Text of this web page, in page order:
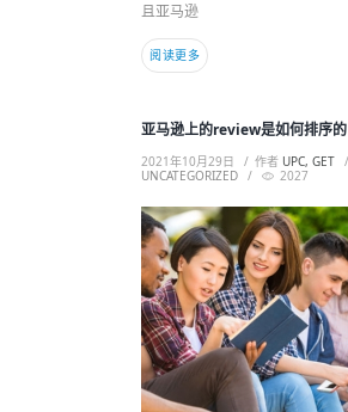
且亚马逊
阅读更多
亚马逊上的review是如何排序的
2021年10月29日 作者 UPC, GET
UNCATEGORIZED
2027